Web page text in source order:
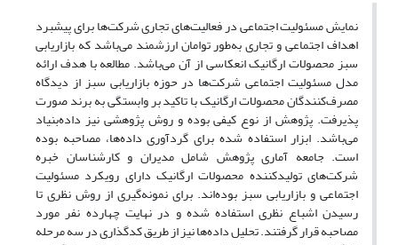
نمایش مسئولیت اجتماعی در فعالیت‌های تجاری شرکت‌ها برای پیشبرد
اهداف اجتماعی و تجاری به‌طور توامان ارزشمند می‌باشد که بازاریابی
سبز محصولات ارگانیک انعکاسی از آن می‌باشد. مطالعه با هدف ارائه
مدل مسئولیت اجتماعی شرکت‌ها در حوزه بازاریابی سبز از دیدگاه
مصرف‌کنندگان محصولات ارگانیک با تاکید بر وابستگی به برند صورت
پذیرفت. پژوهش از نوع کیفی بوده و روش پژوهشی نیز داده‌بنیاد
می‌باشد. ابزار استفاده شده برای گردآوری داده‌ها، مصاحبه بوده
است. جامعه آماری پژوهش شامل مدیران و کارشناسان خبره
شرکت‌های تولیدکننده محصولات ارگانیک دارای رویکرد مسئولیت
اجتماعی و بازاریابی سبز بوده‌اند. برای نمونه‌گیری از روش نظری تا
رسیدن اشباع نظری استفاده شده و در نهایت چهارده نفر مورد
مصاحبه قرار گرفتند. تحلیل داده‌ها نیز از طریق کدگذاری در سه مرحله